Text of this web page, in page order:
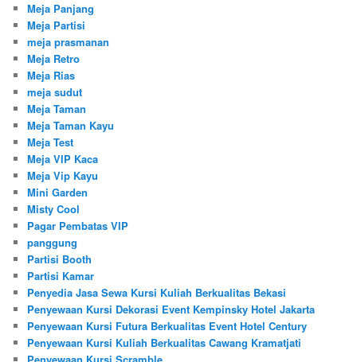
Meja Panjang
Meja Partisi
meja prasmanan
Meja Retro
Meja Rias
meja sudut
Meja Taman
Meja Taman Kayu
Meja Test
Meja VIP Kaca
Meja Vip Kayu
Mini Garden
Misty Cool
Pagar Pembatas VIP
panggung
Partisi Booth
Partisi Kamar
Penyedia Jasa Sewa Kursi Kuliah Berkualitas Bekasi
Penyewaan Kursi Dekorasi Event Kempinsky Hotel Jakarta
Penyewaan Kursi Futura Berkualitas Event Hotel Century
Penyewaan Kursi Kuliah Berkualitas Cawang Kramatjati
Penyewaan Kursi Scramble